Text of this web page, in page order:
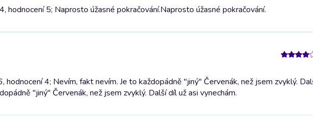
hodnocení 5; Naprosto úžasné pokračování.Naprosto úžasné pokračování.
4; Nevím, fakt nevím. Je to každopádně "jiný" Červenák, než jsem zvyklý.
"jiný" Červenák, než jsem zvyklý. Další díl už asi vynechám.